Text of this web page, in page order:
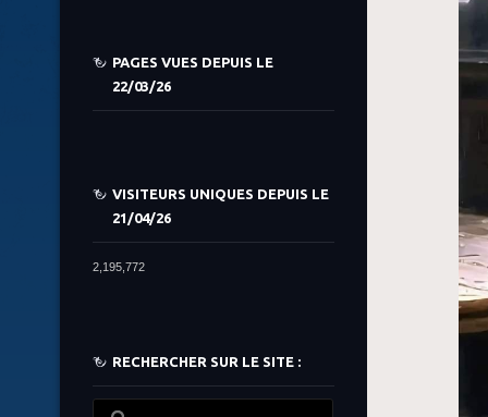
PAGES VUES DEPUIS LE
22/03/26
VISITEURS UNIQUES DEPUIS LE
21/04/26
2,195,772
RECHERCHER SUR LE SITE :